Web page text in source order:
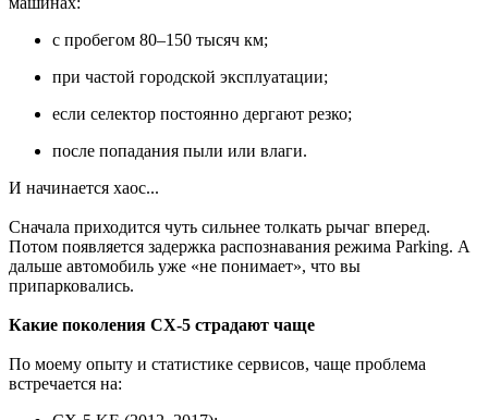
с пробегом 80–150 тысяч км;
при частой городской эксплуатации;
если селектор постоянно дергают резко;
после попадания пыли или влаги.
И начинается хаос...
Сначала приходится чуть сильнее толкать рычаг вперед.
Потом появляется задержка распознавания режима Parking. А
дальше автомобиль уже «не понимает», что вы
припарковались.
Какие поколения CX-5 страдают чаще
По моему опыту и статистике сервисов, чаще проблема
встречается на: